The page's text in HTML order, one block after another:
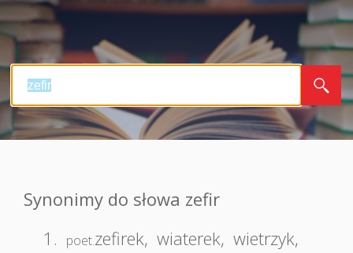
Synonimy do słowa zefir
1.
poet.zefirek, wiaterek, wietrzyk,